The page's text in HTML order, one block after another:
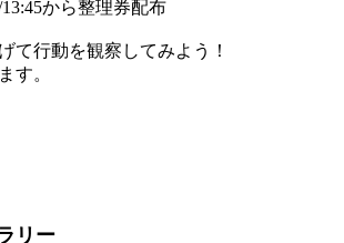
から整理券配布
て行動を観察してみよう！
す。
リー